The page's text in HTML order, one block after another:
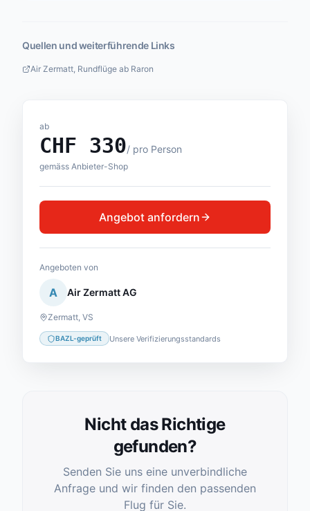
Quellen und weiterführende Links
Air Zermatt, Rundflüge ab Raron
ab
CHF 330/ pro Person
gemäss Anbieter-Shop
Angebot anfordern
Angeboten von
A Air Zermatt AG
Zermatt, VS
BAZL-geprüft Unsere Verifizierungsstandards
Nicht das Richtige
gefunden?
Senden Sie uns eine unverbindliche
Anfrage und wir finden den passenden
Flug für Sie.